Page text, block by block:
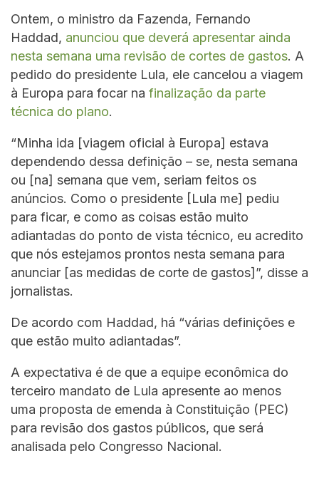
Ontem, o ministro da Fazenda, Fernando
Haddad, anunciou que deverá apresentar ainda
nesta semana uma revisão de cortes de gastos. A
pedido do presidente Lula, ele cancelou a viagem
à Europa para focar na finalização da parte
técnica do plano.
“Minha ida [viagem oficial à Europa] estava
dependendo dessa definição – se, nesta semana
ou [na] semana que vem, seriam feitos os
anúncios. Como o presidente [Lula me] pediu
para ficar, e como as coisas estão muito
adiantadas do ponto de vista técnico, eu acredito
que nós estejamos prontos nesta semana para
anunciar [as medidas de corte de gastos]”, disse a
jornalistas.
De acordo com Haddad, há “várias definições e
que estão muito adiantadas”.
A expectativa é de que a equipe econômica do
terceiro mandato de Lula apresente ao menos
uma proposta de emenda à Constituição (PEC)
para revisão dos gastos públicos, que será
analisada pelo Congresso Nacional.